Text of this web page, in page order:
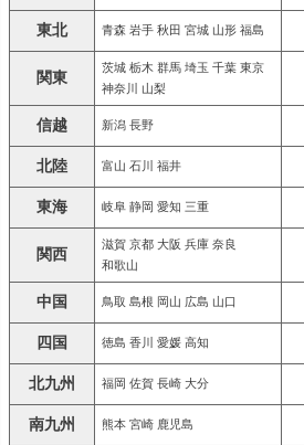
東北 青森 岩手 秋田 宮城 山形 福島
関東
茨城 栃木 群馬 埼玉 千葉 東京
神奈川 山梨
信越 新潟 長野
北陸 富山 石川 福井
東海 岐阜 静岡 愛知 三重
関西
滋賀 京都 大阪 兵庫 奈良
和歌山
中国 鳥取 島根 岡山 広島 山口
四国 徳島 香川 愛媛 高知
北九州 福岡 佐賀 長崎 大分
南九州 熊本 宮崎 鹿児島